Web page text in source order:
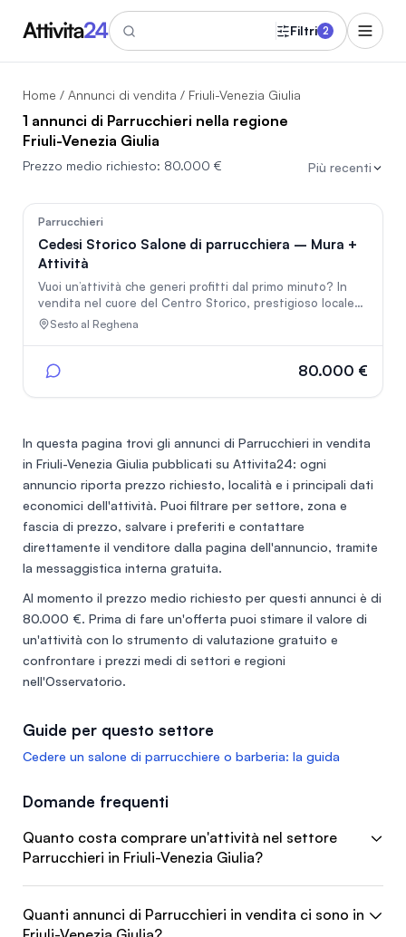
Filtri 2
Home / Annunci di vendita / Friuli-Venezia Giulia
1 annunci di Parrucchieri nella regione
Friuli-Venezia Giulia
Prezzo medio richiesto: 80.000 € Più recenti
Parrucchieri
Cedesi Storico Salone di parrucchiera – Mura +
Attività
Vuoi un’attività che generi profitti dal primo minuto? In
vendita nel cuore del Centro Storico, prestigioso locale
commerciale con avviatissima attività di parrucchiera.
Perché investire qui: Location da Sogno: Posizione di
Clientela fedele e consolidata da anni. Incassi
climatizzato e pronto subito. Nessun lavoro da fare!
Sesto al Reghena
80.000 €
In questa pagina trovi gli annunci di Parrucchieri in vendita
in Friuli-Venezia Giulia pubblicati su Attivita24: ogni
annuncio riporta prezzo richiesto, località e i principali dati
economici dell'attività. Puoi filtrare per settore, zona e
fascia di prezzo, salvare i preferiti e contattare
direttamente il venditore dalla pagina dell'annuncio, tramite
la messaggistica interna gratuita.
Al momento il prezzo medio richiesto per questi annunci è di
80.000 €. Prima di fare un'offerta puoi stimare il valore di
un'attività con lo strumento di valutazione gratuito e
confrontare i prezzi medi di settori e regioni
nell'Osservatorio.
Guide per questo settore
Cedere un salone di parrucchiere o barberia: la guida
Domande frequenti
Quanto costa comprare un'attività nel settore
Parrucchieri in Friuli-Venezia Giulia?
Quanti annunci di Parrucchieri in vendita ci sono in